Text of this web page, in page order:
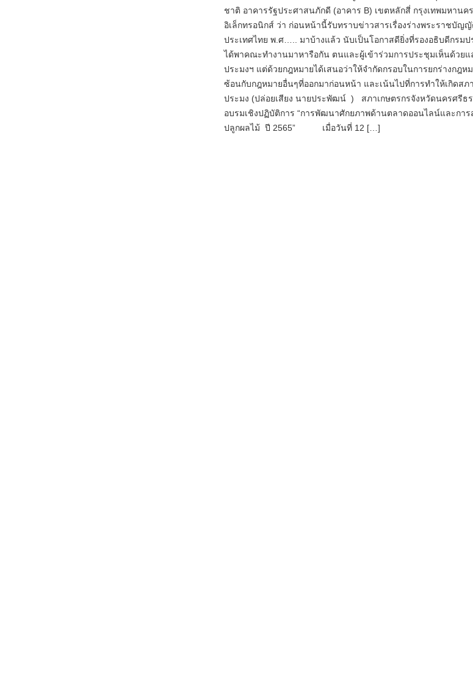
ชาติ อาคารรัฐประศาสนภักดี (อาคาร B) เขตหลักสี่ กรุงเทพมหานค
อิเล็กทรอนิกส์ ว่า ก่อนหน้านี้รับทราบข่าวสารเรื่องร่างพระราชบัญ
ประเทศไทย พ.ศ….. มาบ้างแล้ว นับเป็นโอกาสดียิ่งที่รองอธิบดีกรม
ได้พาคณะทำงานมาหารือกัน ตนและผู้เข้าร่วมการประชุมเห็นด้วย
ประมงฯ แต่ด้วยกฎหมายได้เสนอว่าให้จำกัดกรอบในการยกร่างกฎห
ซ้อนกับกฎหมายอื่นๆที่ออกมาก่อนหน้า และเน้นไปที่การทำให้เกิดส
ประมง (ปล่อยเสียง นายประพัฒน์ ) สภาเกษตรกรจังหวัดนครศรีธ
อบรมเชิงปฏิบัติการ “การพัฒนาศักยภาพด้านตลาดออนไลน์และการ
ปลูกผลไม้ ปี 2565” เมื่อวันที่ 12 […]